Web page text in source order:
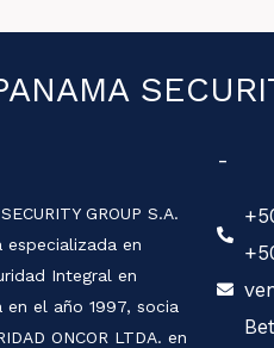
GROUP S.A.
especializada en
Integral en
en el año 1997, socia
ONCOR LTDA. en
-